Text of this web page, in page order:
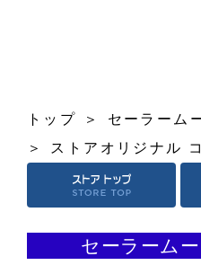
トップ
セーラーム
ストアオリジナル
セーラーム